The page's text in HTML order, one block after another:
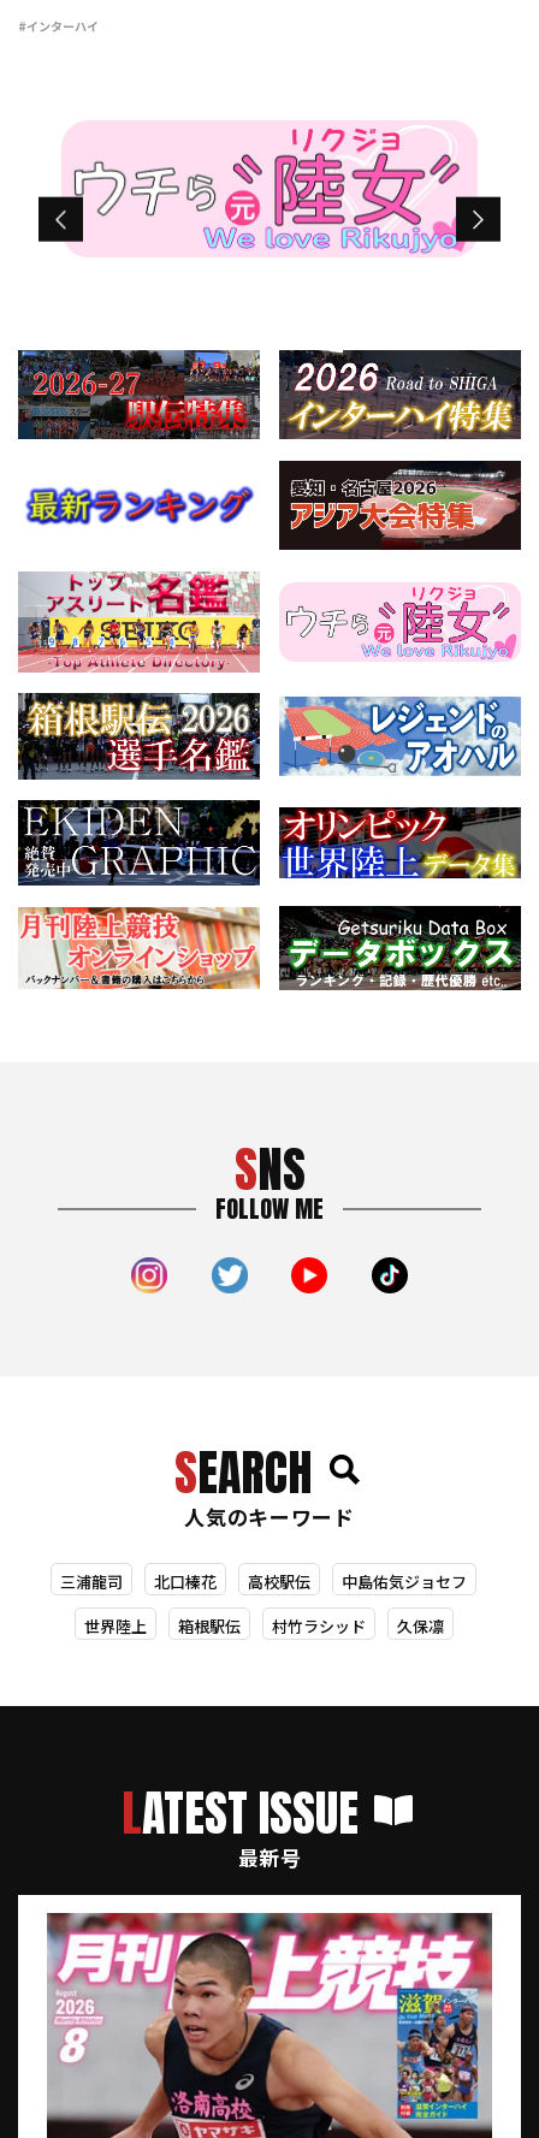
6日目が行われ、女子4×100mリレーは市柏（千葉）が45秒41で
#インターハイ
SNS
FOLLOW ME
SEARCH
人気のキーワード
三浦龍司 北口榛花 高校駅伝 中島佑気ジョセフ
世界陸上 箱根駅伝 村竹ラシッド 久保凛
LATEST ISSUE
最新号